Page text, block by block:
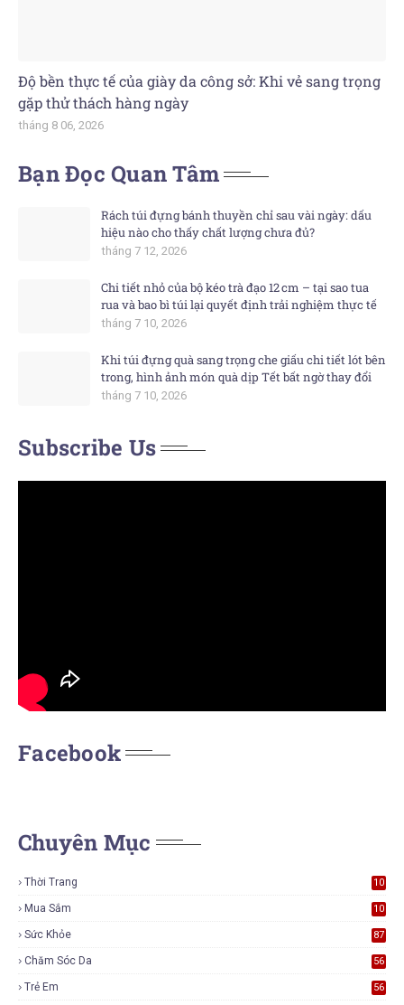
Độ bền thực tế của giày da công sở: Khi vẻ sang trọng
gặp thử thách hàng ngày
tháng 8 06, 2026
Bạn Đọc Quan Tâm
Rách túi đựng bánh thuyền chỉ sau vài ngày: dấu
hiệu nào cho thấy chất lượng chưa đủ?
tháng 7 12, 2026
Chi tiết nhỏ của bộ kéo trà đạo 12 cm – tại sao tua
rua và bao bì túi lại quyết định trải nghiệm thực tế
tháng 7 10, 2026
Khi túi đựng quà sang trọng che giấu chi tiết lót bên
trong, hình ảnh món quà dịp Tết bất ngờ thay đổi
tháng 7 10, 2026
Subscribe Us
Facebook
Chuyên Mục
Thời Trang
10
Mua Sắm
10
Sức Khỏe 87
Chăm Sóc Da 56
Trẻ Em 56